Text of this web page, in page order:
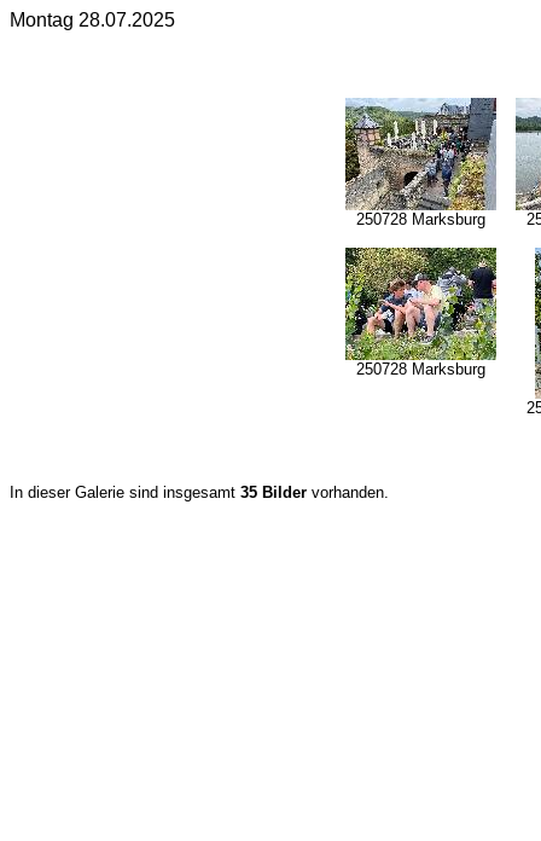
Montag 28.07.2025
250728 Marksburg
250728 Marksburg
In dieser Galerie sind insgesamt 35 Bilder vorhanden.